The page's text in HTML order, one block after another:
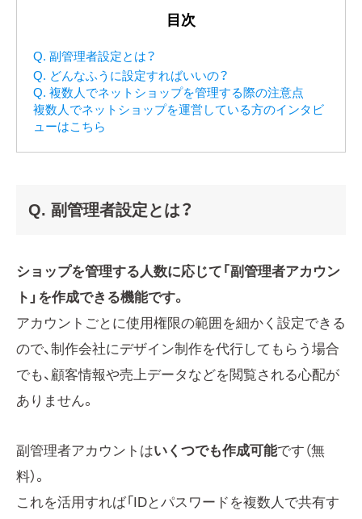
目次
Q. 副管理者設定とは？
Q. どんなふうに設定すればいいの？
Q. 複数人でネットショップを管理する際の注意点
複数人でネットショップを運営している方のインタビ
ューはこちら
Q. 副管理者設定とは？
ショップを管理する人数に応じて「副管理者アカウン
ト」を作成できる機能です。
アカウントごとに使用権限の範囲を細かく設定できる
ので、制作会社にデザイン制作を代行してもらう場合
でも、顧客情報や売上データなどを閲覧される心配が
ありません。
副管理者アカウントはいくつでも作成可能です（無
料）。
これを活用すれば「IDとパスワードを複数人で共有す